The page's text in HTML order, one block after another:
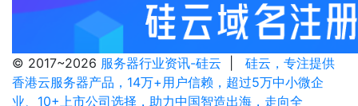
© 2017~2026 服务器行业资讯-硅云
硅云，专注提供
香港云服务器产品，14万+用户信赖，超过5万中小微企
业、10+上市公司选择，助力中国智造出海，走向全